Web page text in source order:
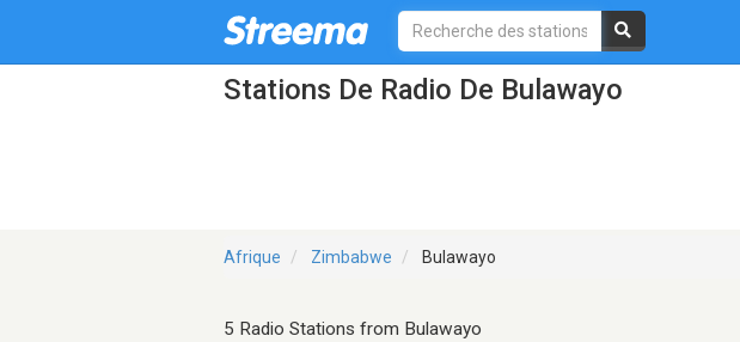
Stations De Radio De Bulawayo
Afrique Zimbabwe Bulawayo
5 Radio Stations from Bulawayo